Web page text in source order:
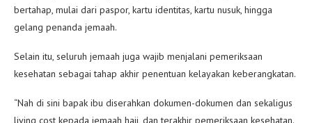
bertahap, mulai dari paspor, kartu identitas, kartu nusuk, hingga
gelang penanda jemaah.
Selain itu, seluruh jemaah juga wajib menjalani pemeriksaan
kesehatan sebagai tahap akhir penentuan kelayakan keberangkatan.
“Nah di sini bapak ibu diserahkan dokumen-dokumen dan sekaligus
living cost kepada jemaah haji, dan terakhir pemeriksaan kesehatan.